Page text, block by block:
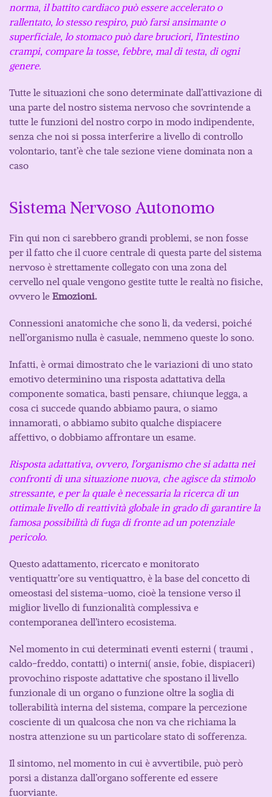
norma, il battito cardiaco può essere accelerato o
rallentato, lo stesso respiro, può farsi ansimante o
superficiale, lo stomaco può dare bruciori, l’intestino
crampi, compare la tosse, febbre, mal di testa, di ogni
genere.
Tutte le situazioni che sono determinate dall’attivazione di
una parte del nostro sistema nervoso che sovrintende a
tutte le funzioni del nostro corpo in modo indipendente,
senza che noi si possa interferire a livello di controllo
volontario, tant’è che tale sezione viene dominata non a
caso
Sistema Nervoso Autonomo
Fin qui non ci sarebbero grandi problemi, se non fosse
per il fatto che il cuore centrale di questa parte del sistema
nervoso è strettamente collegato con una zona del
cervello nel quale vengono gestite tutte le realtà no fisiche,
ovvero le Emozioni.
Connessioni anatomiche che sono li, da vedersi, poiché
nell’organismo nulla è casuale, nemmeno queste lo sono.
Infatti, è ormai dimostrato che le variazioni di uno stato
emotivo determinino una risposta adattativa della
componente somatica, basti pensare, chiunque legga, a
cosa ci succede quando abbiamo paura, o siamo
innamorati, o abbiamo subito qualche dispiacere
affettivo, o dobbiamo affrontare un esame.
Risposta adattativa, ovvero, l’organismo che si adatta nei
confronti di una situazione nuova, che agisce da stimolo
stressante, e per la quale è necessaria la ricerca di un
ottimale livello di reattività globale in grado di garantire la
famosa possibilità di fuga di fronte ad un potenziale
pericolo.
Questo adattamento, ricercato e monitorato
ventiquattr’ore su ventiquattro, è la base del concetto di
omeostasi del sistema-uomo, cioè la tensione verso il
miglior livello di funzionalità complessiva e
contemporanea dell’intero ecosistema.
Nel momento in cui determinati eventi esterni ( traumi ,
caldo-freddo, contatti) o interni( ansie, fobie, dispiaceri)
provochino risposte adattative che spostano il livello
funzionale di un organo o funzione oltre la soglia di
tollerabilità interna del sistema, compare la percezione
cosciente di un qualcosa che non va che richiama la
nostra attenzione su un particolare stato di sofferenza.
Il sintomo, nel momento in cui è avvertibile, può però
porsi a distanza dall’organo sofferente ed essere
fuorviante.